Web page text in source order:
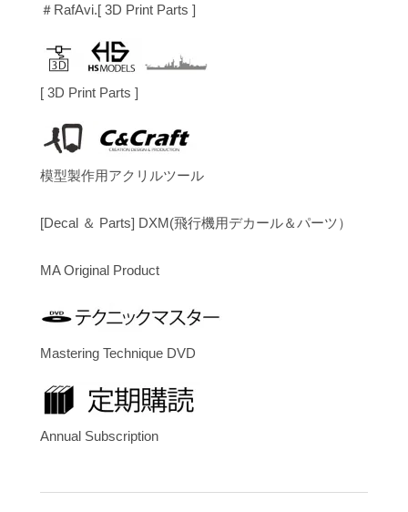
＃RafAvi.[ 3D Print Parts ]
[ 3D Print Parts ]
模型製作用アクリルツール
[Decal ＆ Parts] DXM(飛行機用デカール＆パーツ）
MA Original Product
Mastering Technique DVD
Annual Subscription